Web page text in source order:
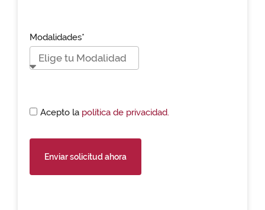
Modalidades*
Acepto la política de privacidad.
Enviar solicitud ahora